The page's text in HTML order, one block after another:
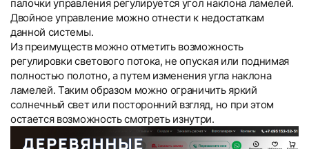
палочки управления регулируется угол наклона ламелей.
Двойное управление можно отнести к недостаткам
данной системы.
Из преимуществ можно отметить возможность
регулировки светового потока, не опуская или поднимая
полностью полотно, а путем изменения угла наклона
ламелей. Таким образом можно ограничить яркий
солнечный свет или посторонний взгляд, но при этом
остается возможность смотреть изнутри.